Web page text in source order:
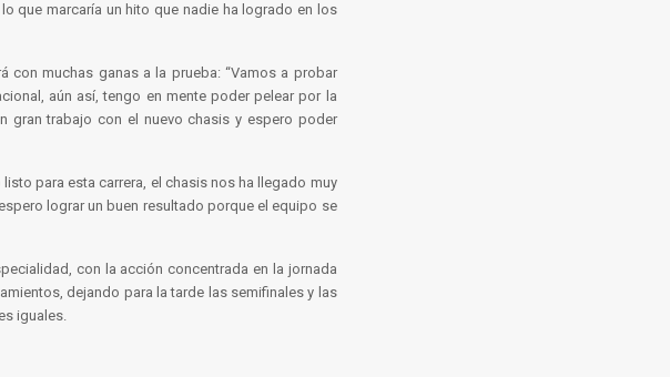
que marcaría un hito que nadie ha logrado en los
con muchas ganas a la prueba: “Vamos a probar
aún así, tengo en mente poder pelear por la
gran trabajo con el nuevo chasis y espero poder
para esta carrera, el chasis nos ha llegado muy
lograr un buen resultado porque el equipo se
con la acción concentrada en la jornada
dejando para la tarde las semifinales y las
iguales.